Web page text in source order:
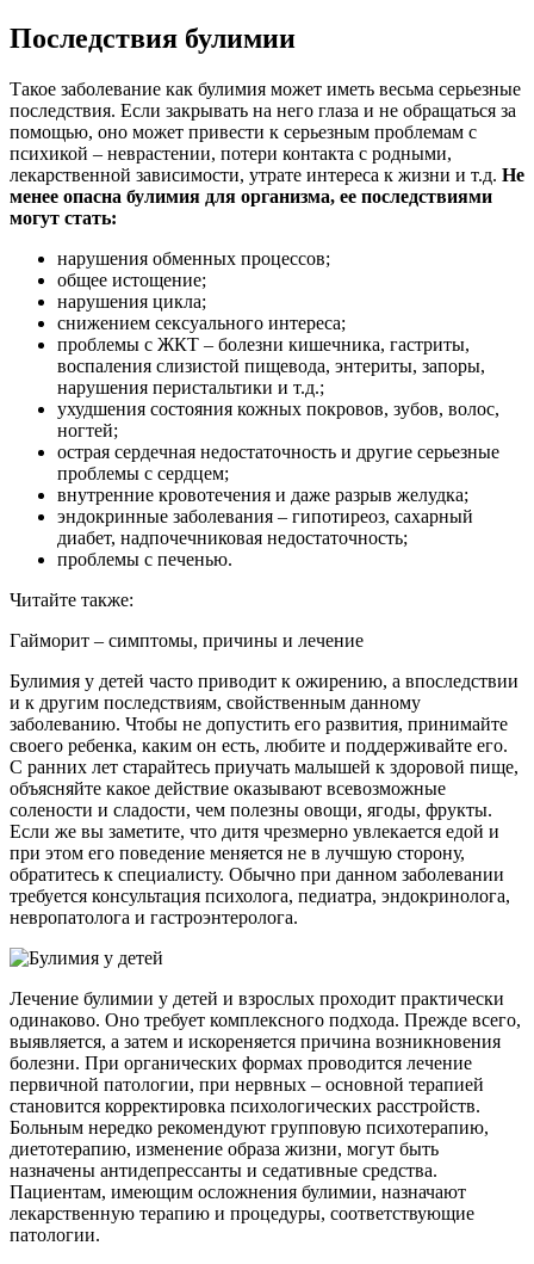
Последствия булимии
Такое заболевание как булимия может иметь весьма серьезные
последствия. Если закрывать на него глаза и не обращаться за
помощью, оно может привести к серьезным проблемам с
психикой – неврастении, потери контакта с родными,
лекарственной зависимости, утрате интереса к жизни и т.д. Не
менее опасна булимия для организма, ее последствиями
могут стать:
нарушения обменных процессов;
общее истощение;
нарушения цикла;
снижением сексуального интереса;
проблемы с ЖКТ – болезни кишечника, гастриты,
воспаления слизистой пищевода, энтериты, запоры,
нарушения перистальтики и т.д.;
ухудшения состояния кожных покровов, зубов, волос,
ногтей;
острая сердечная недостаточность и другие серьезные
проблемы с сердцем;
внутренние кровотечения и даже разрыв желудка;
эндокринные заболевания – гипотиреоз, сахарный
диабет, надпочечниковая недостаточность;
проблемы с печенью.
Читайте также:
Гайморит – симптомы, причины и лечение
Булимия у детей часто приводит к ожирению, а впоследствии
и к другим последствиям, свойственным данному
заболеванию. Чтобы не допустить его развития, принимайте
своего ребенка, каким он есть, любите и поддерживайте его.
С ранних лет старайтесь приучать малышей к здоровой пище,
объясняйте какое действие оказывают всевозможные
солености и сладости, чем полезны овощи, ягоды, фрукты.
Если же вы заметите, что дитя чрезмерно увлекается едой и
при этом его поведение меняется не в лучшую сторону,
обратитесь к специалисту. Обычно при данном заболевании
требуется консультация психолога, педиатра, эндокринолога,
невропатолога и гастроэнтеролога.
Лечение булимии у детей и взрослых проходит практически
одинаково. Оно требует комплексного подхода. Прежде всего,
выявляется, а затем и искореняется причина возникновения
болезни. При органических формах проводится лечение
первичной патологии, при нервных – основной терапией
становится корректировка психологических расстройств.
Больным нередко рекомендуют групповую психотерапию,
диетотерапию, изменение образа жизни, могут быть
назначены антидепрессанты и седативные средства.
Пациентам, имеющим осложнения булимии, назначают
лекарственную терапию и процедуры, соответствующие
патологии.